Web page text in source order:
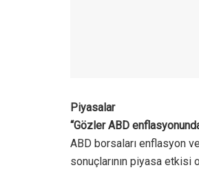
Piyasalar
“Gözler ABD
ABD borsaları enflasyon
sonuçlarının piyasa etkisi